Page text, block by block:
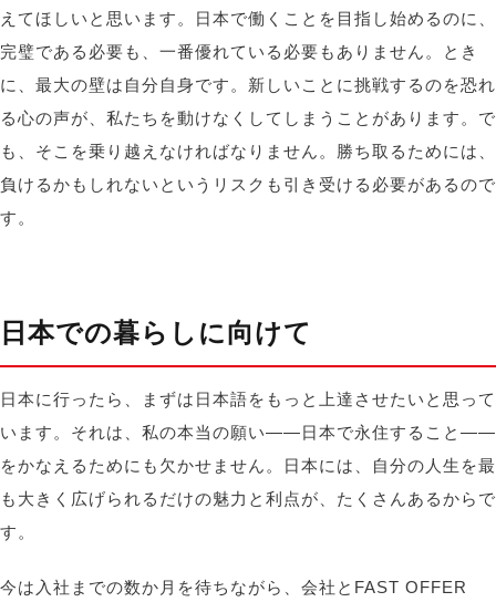
えてほしいと思います。日本で働くことを目指し始めるのに、
完璧である必要も、一番優れている必要もありません。とき
に、最大の壁は自分自身です。新しいことに挑戦するのを恐れ
る心の声が、私たちを動けなくしてしまうことがあります。で
も、そこを乗り越えなければなりません。勝ち取るためには、
負けるかもしれないというリスクも引き受ける必要があるので
す。
日本での暮らしに向けて
日本に行ったら、まずは日本語をもっと上達させたいと思って
います。それは、私の本当の願い――日本で永住すること――
をかなえるためにも欠かせません。日本には、自分の人生を最
も大きく広げられるだけの魅力と利点が、たくさんあるからで
す。
今は入社までの数か月を待ちながら、会社とFAST OFFER